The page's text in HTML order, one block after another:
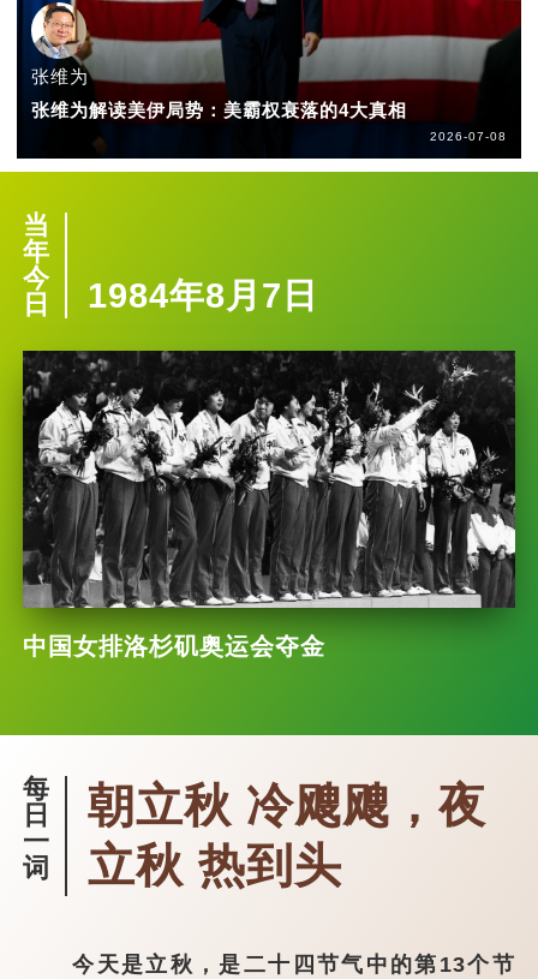
张维为
张维为解读美伊局势：美霸权衰落的4大真相
2026-07-08
当
年
今
日
1984年8月7日
中国女排洛杉矶奥运会夺金
每
日
一
词
朝立秋 冷飕飕，夜
立秋 热到头
今天是立秋，是二十四节气中的第13个节